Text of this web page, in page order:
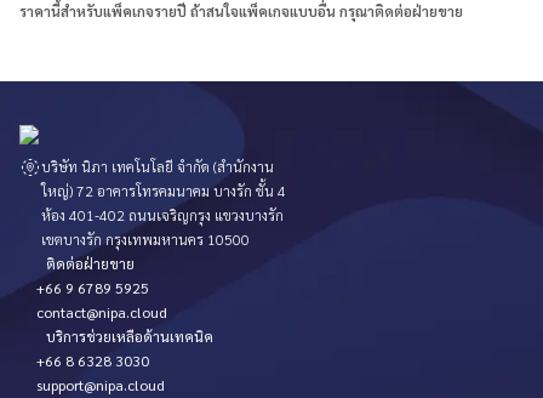
ราคานี้สำหรับแพ็คเกจรายปี ถ้าสนใจแพ็คเกจแบบอื่น กรุณาติดต่อฝ่ายขาย
บริษัท นิภา เทคโนโลยี จำกัด (สำนักงาน
ใหญ่) 72 อาคารโทรคมนาคม บางรัก ชั้น 4
ห้อง 401-402 ถนนเจริญกรุง แขวงบางรัก
เขตบางรัก กรุงเทพมหานคร 10500
ติดต่อฝ่ายขาย
+66 9 6789 5925
contact@nipa.cloud
บริการช่วยเหลือด้านเทคนิค
+66 8 6328 3030
support@nipa.cloud